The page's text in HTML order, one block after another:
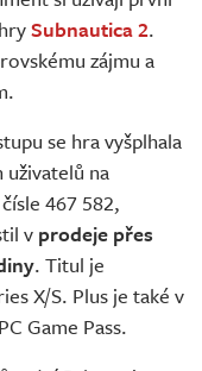
Subnautica 2.
zájmu a
se hra vyšplhala
uživatelů na
467 582,
v prodeje přes
. Titul je
X/S. Plus je také v
Game Pass.